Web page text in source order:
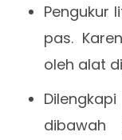
Pengukur
pas.
oleh alat
dibawah